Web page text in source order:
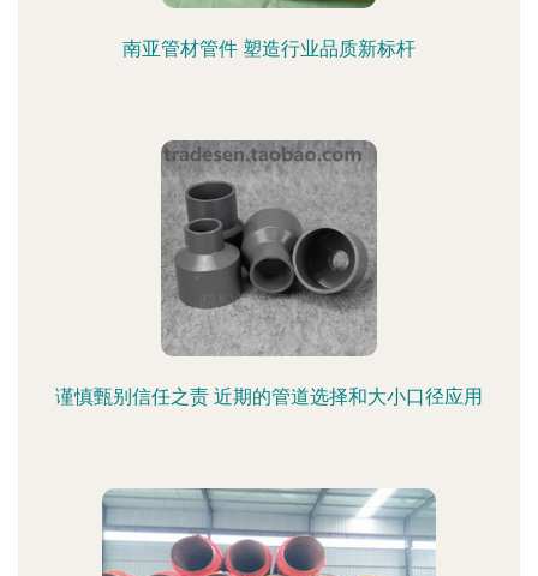
南亚管材管件 塑造行业品质新标杆
谨慎甄别信任之责 近期的管道选择和大小口径应用